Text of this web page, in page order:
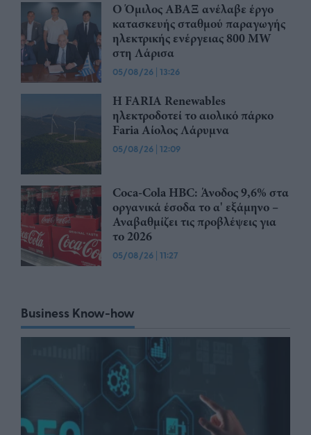
Ο Όμιλος ΑΒΑΞ ανέλαβε έργο
κατασκευής σταθμού παραγωγής
ηλεκτρικής ενέργειας 800 ΜW
στη Λάρισα
05/08/26 | 13:26
Η FARIA Renewables
ηλεκτροδοτεί το αιολικό πάρκο
Faria Αίολος Λάρυμνα
05/08/26 | 12:09
Coca-Cola HBC: Άνοδος 9,6% στα
οργανικά έσοδα το α' εξάμηνο –
Αναβαθμίζει τις προβλέψεις για
το 2026
05/08/26 | 11:27
Business Know-how